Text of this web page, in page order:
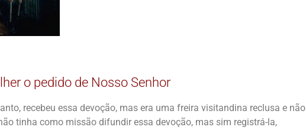
o pedido de Nosso Senhor
recebeu essa devoção, mas era uma freira visitandina reclusa e não
tinha como missão difundir essa devoção, mas sim registrá-la,